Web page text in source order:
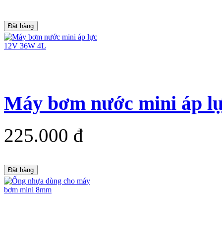
Đặt hàng
Máy bơm nước mini áp
225.000 đ
Đặt hàng